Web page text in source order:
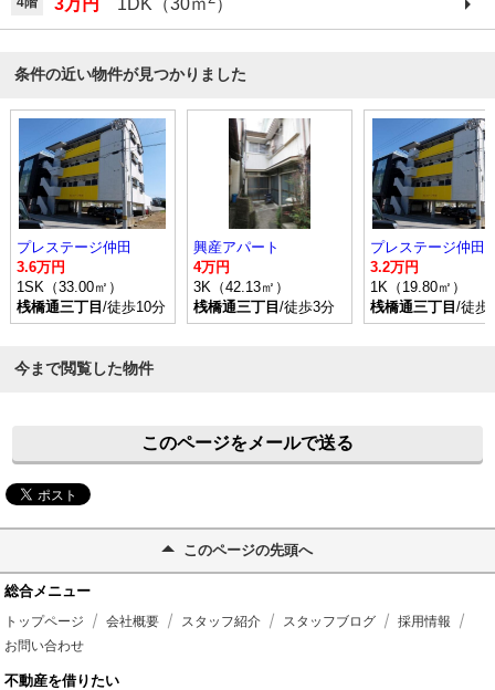
3万円 1DK（30ｍ ）
条件の近い物件が見つかりました
プレステージ仲田
3.6万円
1SK（33.00㎡）
桟橋通三丁目 /徒歩10分
興産アパート
4万円
3K（42.13㎡）
桟橋通三丁目 /徒歩3分
プレステージ仲田
3.2万円
1K（19.80㎡）
桟橋通三丁目 /徒歩
今まで閲覧した物件
このページをメールで送る
このページの先頭へ
総合メニュー
トップページ 会社概要 スタッフ紹介 スタッフブログ
採用情報
お問い合わせ
不動産を借りたい